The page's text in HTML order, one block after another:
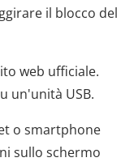
il blocco del
web ufficiale.
un'unità USB.
o smartphone
sullo schermo